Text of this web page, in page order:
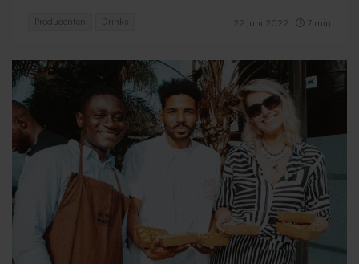
22 juni 2022 7 min
Producenten Drinks